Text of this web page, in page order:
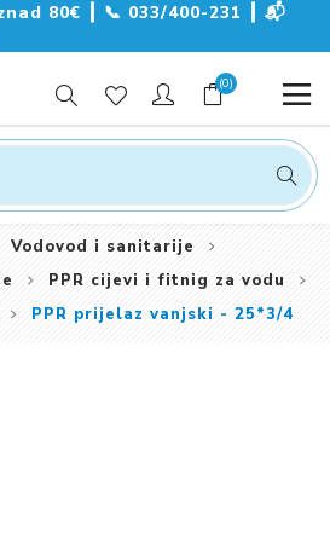
80€ ┃ 📞 033/400-231
📬
(0)
Vodovod i sanitarije
PPR cijevi i fitnig za vodu
PPR prijelaz vanjski - 25*3/4